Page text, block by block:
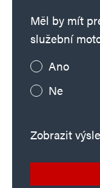
Měl by mít
služební
Ano
Ne
Zobrazit